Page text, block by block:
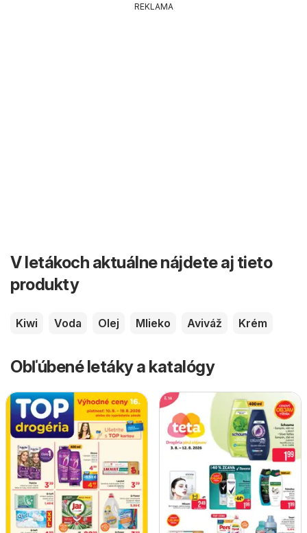
REKLAMA
V letákoch aktuálne nájdete aj tieto
produkty
Kiwi Voda Olej Mlieko Aviváž Krém
Obľúbené letáky a katalógy